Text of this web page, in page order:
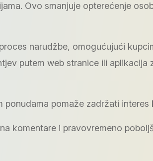
Ovo smanjuje opterećenje
narudžbe, omogućujući
putem web stranice ili aplikacija
pomaže zadržati
komentare i pravovremeno